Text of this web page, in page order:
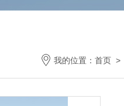
我的位置： 首页 >